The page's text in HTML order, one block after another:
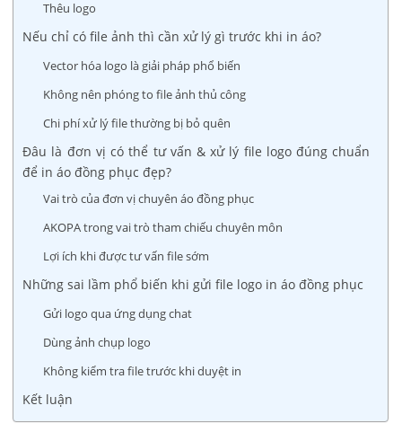
Thêu logo
Nếu chỉ có file ảnh thì cần xử lý gì trước khi in áo?
Vector hóa logo là giải pháp phổ biến
Không nên phóng to file ảnh thủ công
Chi phí xử lý file thường bị bỏ quên
Đâu là đơn vị có thể tư vấn & xử lý file logo đúng chuẩn
để in áo đồng phục đẹp?
Vai trò của đơn vị chuyên áo đồng phục
AKOPA trong vai trò tham chiếu chuyên môn
Lợi ích khi được tư vấn file sớm
Những sai lầm phổ biến khi gửi file logo in áo đồng phục
Gửi logo qua ứng dụng chat
Dùng ảnh chụp logo
Không kiểm tra file trước khi duyệt in
Kết luận